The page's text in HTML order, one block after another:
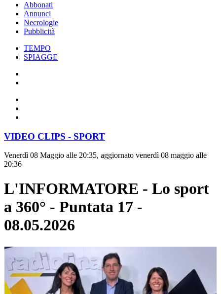
Abbonati
Annunci
Necrologie
Pubblicità
TEMPO
SPIAGGE
VIDEO CLIPS - SPORT
Venerdì 08 Maggio alle 20:35, aggiornato venerdì 08 maggio alle
20:36
L'INFORMATORE - Lo sport
a 360° - Puntata 17 -
08.05.2026